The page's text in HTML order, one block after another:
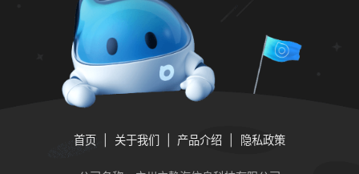
首页 关于我们 产品介绍 隐私政策